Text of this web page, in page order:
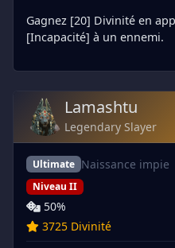
Gagnez [20] Divinité en
[Incapacité] à un ennemi.
Lamashtu
Legendary Slayer
Ultimate Naissance impie
Niveau II
50%
3725 Divinité